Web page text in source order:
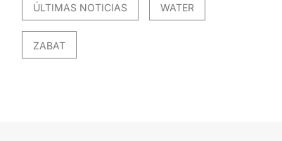
ÚLTIMAS NOTICIAS WATER
ZABAT